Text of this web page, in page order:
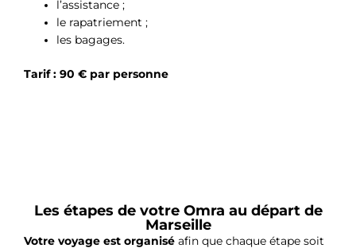
l’assistance ;
le rapatriement ;
les bagages.
Tarif : 90 € par personne
Les étapes de votre Omra au départ de
Marseille
Votre voyage est organisé afin que chaque étape soit